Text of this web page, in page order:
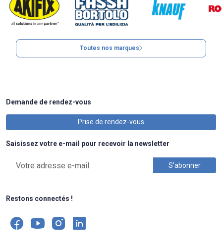
Toutes nos marques
Demande de rendez-vous
Prise de rendez-vous
Saisissez votre e-mail pour recevoir la newsletter
Restons connectés !